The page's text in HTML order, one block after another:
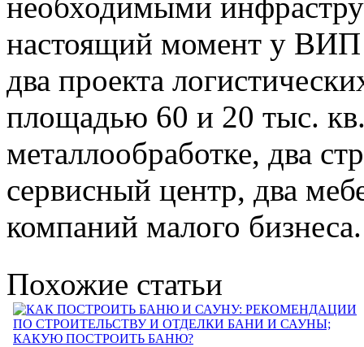
настоящий момент у ВИП
два проекта
площадью 60 и 20 тыс.
металлообработке, два
сервисный центр, два
компаний малого бизнеса.
Похожие статьи